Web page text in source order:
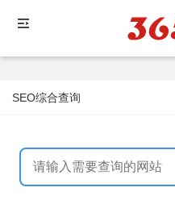
SEO综合查询